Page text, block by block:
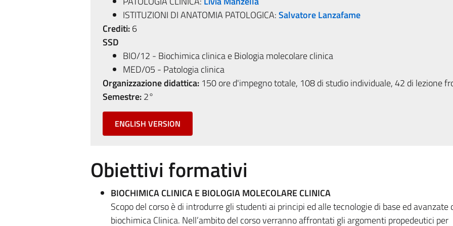
ISTITUZIONI DI ANATOMIA PATOLOGICA:Salvatore Lanzafame
Crediti:6
SSD
BIO/12 - Biochimica clinica e Biologia molecolare clinica
MED/05 - Patologia clinica
Organizzazione didattica:150 ore d'impegno totale, 108 di studio individuale, 42 di lezione
Semestre:2°
ENGLISH VERSION
Obiettivi formativi
BIOCHIMICA CLINICA E BIOLOGIA MOLECOLARE CLINICA
Scopo del corso è di introdurre gli studenti ai principi ed alle tecnologie di base ed avanzate
biochimica Clinica. Nell’ambito del corso verranno affrontati gli argomenti propedeutici per